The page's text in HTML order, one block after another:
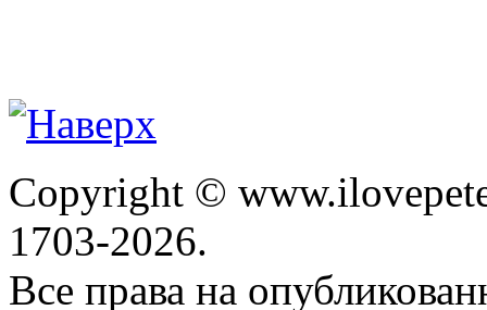
Copyright ©
1703-2026.
Все права на